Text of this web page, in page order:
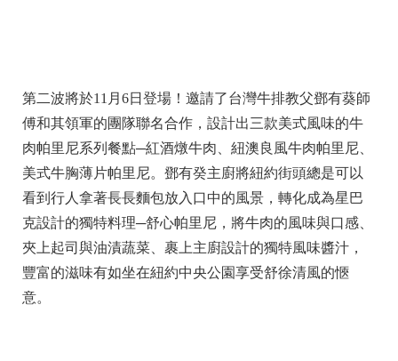
第二波將於11月6日登場！邀請了台灣牛排教父鄧有葵師
傅和其領軍的團隊聯名合作，設計出三款美式風味的牛
肉帕里尼系列餐點─紅酒燉牛肉、紐澳良風牛肉帕里尼、
美式牛胸薄片帕里尼。鄧有癸主廚將紐約街頭總是可以
看到行人拿著長長麵包放入口中的風景，轉化成為星巴
克設計的獨特料理─舒心帕里尼，將牛肉的風味與口感、
夾上起司與油漬蔬菜、裹上主廚設計的獨特風味醬汁，
豐富的滋味有如坐在紐約中央公園享受舒徐清風的愜
意。